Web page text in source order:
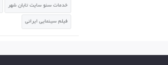
خدمات سئو سایت تابان شهر
فیلم سینمایی ایرانی